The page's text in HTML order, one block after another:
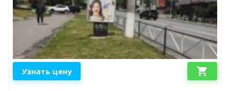
Узнать цену shopping_cart